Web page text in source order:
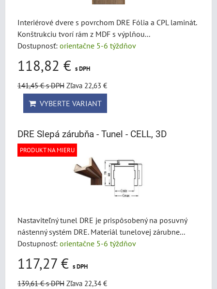
Interiérové dvere s povrchom DRE Fólia a CPL laminát.
Konštrukciu tvorí rám z MDF s výplňou...
Dostupnosť: orientačne 5-6 týždňov
118,82 € s DPH
141,45 €s DPH Zľava 22,63 €
VYBERTE VARIANT
DRE Slepá zárubňa - Tunel - CELL, 3D
PRODUKT NA MIERU
Nastaviteľný tunel DRE je prispôsobený na posuvný
nástenný systém DRE. Materiál tunelovej zárubne...
Dostupnosť: orientačne 5-6 týždňov
117,27 € s DPH
139,61 €s DPH Zľava 22,34 €